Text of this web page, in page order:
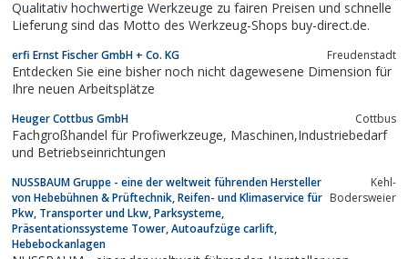
Qualitativ hochwertige Werkzeuge zu fairen Preisen und schnelle
Lieferung sind das Motto des Werkzeug-Shops buy-direct.de.
erfi Ernst Fischer GmbH + Co. KG Freudenstadt
Entdecken Sie eine bisher noch nicht dagewesene Dimension für
Ihre neuen Arbeitsplätze
Heuger Cottbus GmbH Cottbus
Fachgroßhandel für Profiwerkzeuge, Maschinen,Industriebedarf
und Betriebseinrichtungen
NUSSBAUM Gruppe - eine der weltweit führenden Hersteller
von Hebebühnen & Prüftechnik, Reifen- und Klimaservice für
Pkw, Transporter und Lkw, Parksysteme,
Präsentationssysteme Tower, Autoaufzüge carlift,
Hebebockanlagen
Kehl-
Bodersweier